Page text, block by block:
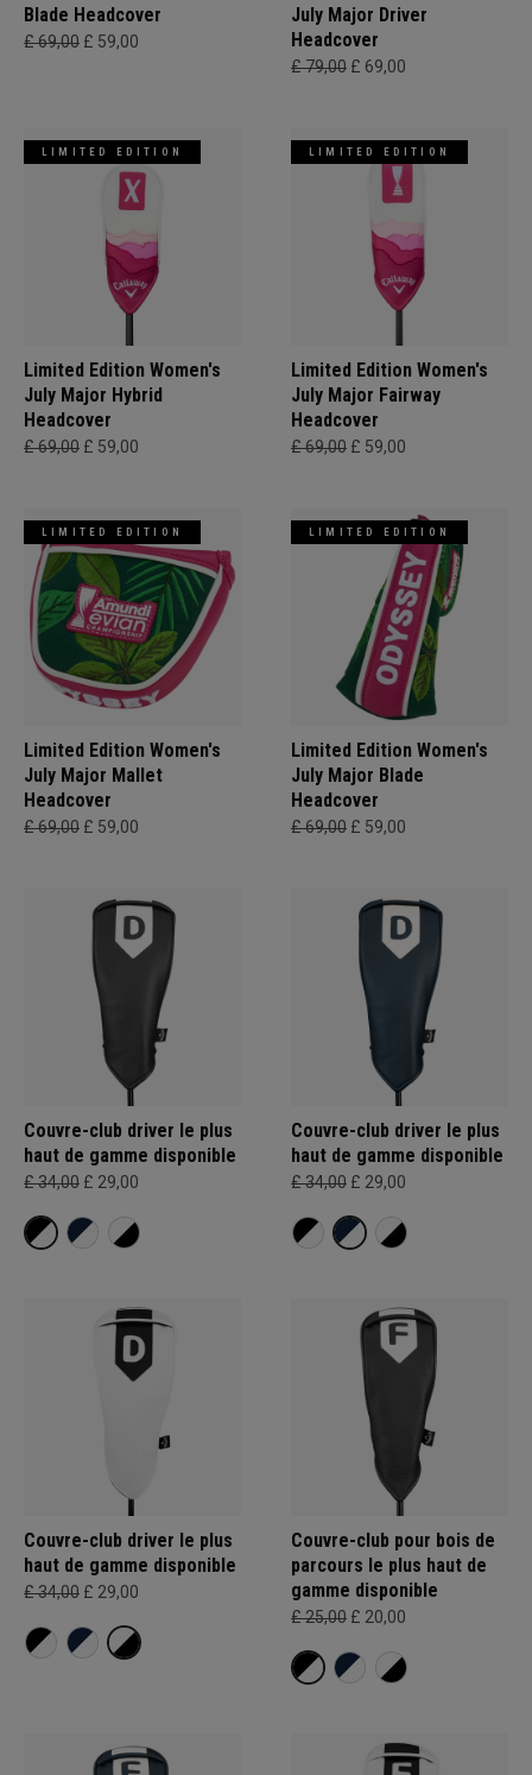
Blade Headcover
£ 69,00 £ 59,00
July Major Driver
Headcover
£ 79,00 £ 69,00
LIMITED EDITION
Limited Edition Women's
July Major Hybrid
Headcover
£ 69,00 £ 59,00
LIMITED EDITION
Limited Edition Women's
July Major Fairway
Headcover
£ 69,00 £ 59,00
LIMITED EDITION
Limited Edition Women's
July Major Mallet
Headcover
£ 69,00 £ 59,00
LIMITED EDITION
Limited Edition Women's
July Major Blade
Headcover
£ 69,00 £ 59,00
Couvre-club driver le plus
haut de gamme disponible
£ 34,00 £ 29,00
Couvre-club driver le plus
haut de gamme disponible
£ 34,00 £ 29,00
Couvre-club driver le plus
haut de gamme disponible
£ 34,00 £ 29,00
Couvre-club pour bois de
parcours le plus haut de
gamme disponible
£ 25,00 £ 20,00